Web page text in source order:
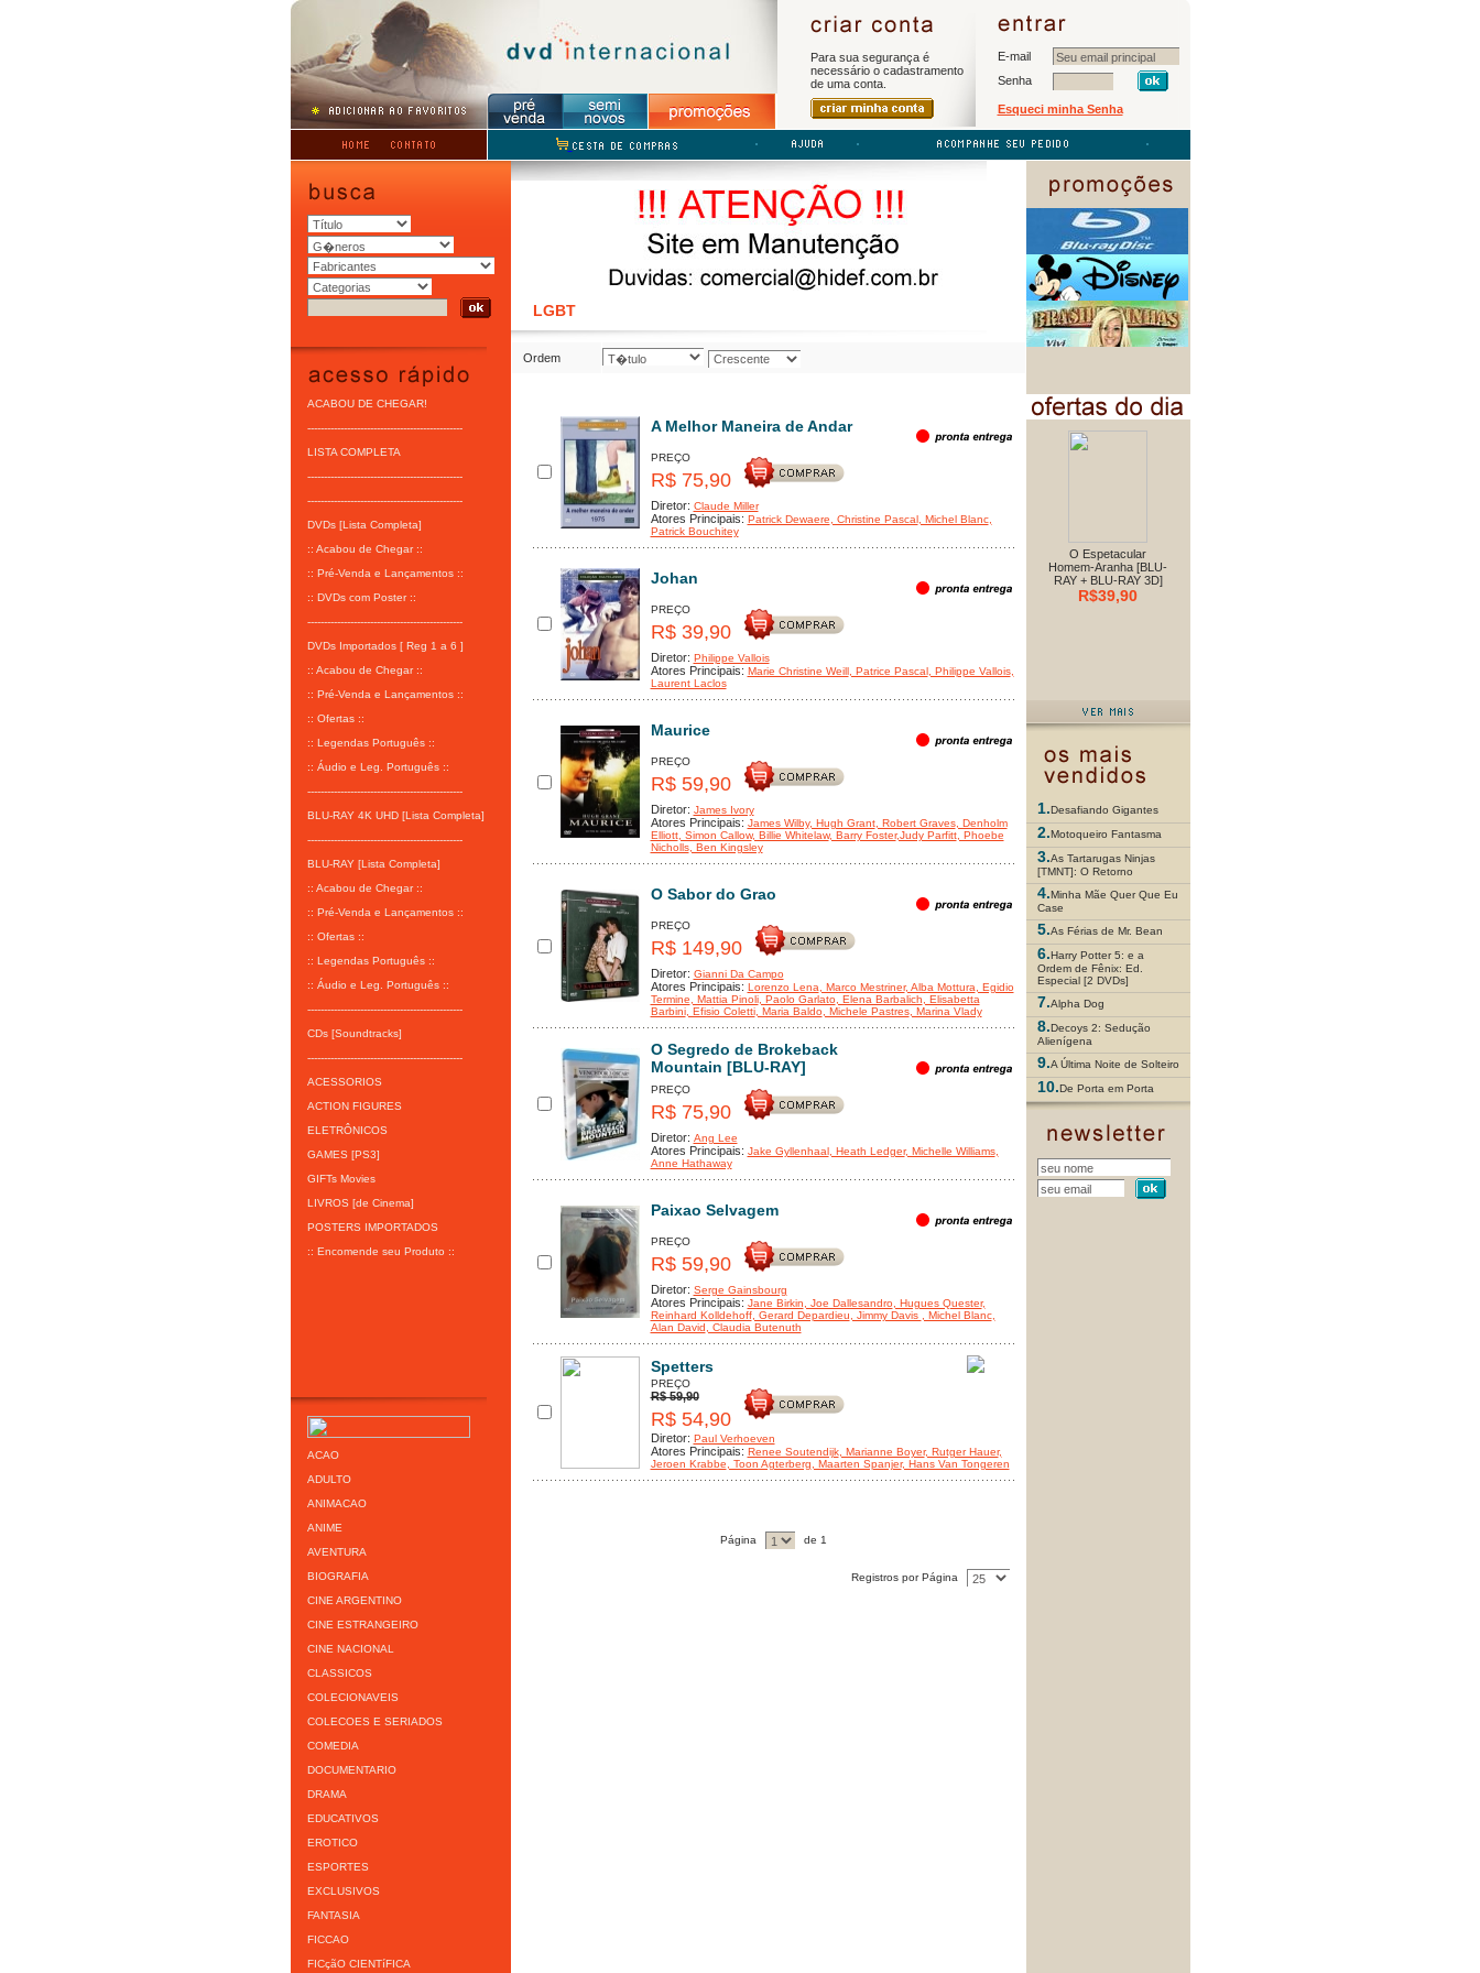
Para sua segurança é
necessário o cadastramento
de uma conta.
E-mail
Senha
Esqueci minha Senha
ACABOU DE CHEGAR!
-----------------------------------------------
LISTA COMPLETA
-----------------------------------------------
-----------------------------------------------
DVDs [Lista Completa]
:: Acabou de Chegar ::
:: Pré-Venda e Lançamentos ::
:: DVDs com Poster ::
-----------------------------------------------
DVDs Importados [ Reg 1 a 6 ]
:: Acabou de Chegar ::
:: Pré-Venda e Lançamentos ::
:: Ofertas ::
:: Legendas Português ::
:: Áudio e Leg. Português ::
-----------------------------------------------
BLU-RAY 4K UHD [Lista Completa]
-----------------------------------------------
BLU-RAY [Lista Completa]
:: Acabou de Chegar ::
:: Pré-Venda e Lançamentos ::
:: Ofertas ::
:: Legendas Português ::
:: Áudio e Leg. Português ::
-----------------------------------------------
CDs [Soundtracks]
-----------------------------------------------
ACESSORIOS
ACTION FIGURES
ELETRÔNICOS
GAMES [PS3]
GIFTs Movies
LIVROS [de Cinema]
POSTERS IMPORTADOS
:: Encomende seu Produto ::
ACAO
ADULTO
ANIMACAO
ANIME
AVENTURA
BIOGRAFIA
CINE ARGENTINO
CINE ESTRANGEIRO
CINE NACIONAL
CLASSICOS
COLECIONAVEIS
COLECOES E SERIADOS
COMEDIA
DOCUMENTARIO
DRAMA
EDUCATIVOS
EROTICO
ESPORTES
EXCLUSIVOS
FANTASIA
FICCAO
FICçãO CIENTíFICA
LGBT
Ordem
A Melhor Maneira de Andar
PREÇO
R$ 75,90
Diretor: Claude Miller
Atores Principais: Patrick Dewaere , Christine Pascal, Michel Blanc,
Patrick Bouchitey
Johan
PREÇO
R$ 39,90
Diretor: Philippe Vallois
Atores Principais: Marie Christine Weill, Patrice Pascal, Philippe Vallois,
Laurent Laclos
Maurice
PREÇO
R$ 59,90
Diretor: James Ivory
Atores Principais: James Wilby, Hugh Grant, Robert Graves, Denholm
Elliott, Simon Callow, Billie Whitelaw, Barry Foster,Judy Parfitt, Phoebe
Nicholls, Ben Kingsley
O Sabor do Grao
PREÇO
R$ 149,90
Diretor: Gianni Da Campo
Atores Principais: Lorenzo Lena , Marco Mestriner, Alba Mottura , Egidio
Termine , Mattia Pinoli, Paolo Garlato, Elena Barbalich , Elisabetta
Barbini, Efisio Coletti, Maria Baldo, Michele Pastres, Marina Vlady
O Segredo de Brokeback
Mountain [BLU-RAY]
PREÇO
R$ 75,90
Diretor: Ang Lee
Atores Principais: Jake Gyllenhaal, Heath Ledger, Michelle Williams,
Anne Hathaway
Paixao Selvagem
PREÇO
R$ 59,90
Diretor: Serge Gainsbourg
Atores Principais: Jane Birkin , Joe Dallesandro, Hugues Quester,
Reinhard Kolldehoff, Gerard Depardieu , Jimmy Davis , Michel Blanc,
Alan David , Claudia Butenuth
Spetters
PREÇO
R$ 59,90
R$ 54,90
Diretor: Paul Verhoeven
Atores Principais: Renee Soutendijk, Marianne Boyer, Rutger Hauer,
Jeroen Krabbe , Toon Agterberg , Maarten Spanjer, Hans Van Tongeren
Página de 1
Registros por Página
O Espetacular
Homem-Aranha [BLU-
RAY + BLU-RAY 3D]
R$39,90
1.Desafiando Gigantes
2.Motoqueiro Fantasma
3.As Tartarugas Ninjas
[TMNT]: O Retorno
4.Minha Mãe Quer Que Eu
Case
5.As Férias de Mr. Bean
6.Harry Potter 5: e a
Ordem de Fênix: Ed.
Especial [2 DVDs]
7.Alpha Dog
8.Decoys 2: Sedução
Alienígena
9.A Última Noite de Solteiro
10.De Porta em Porta